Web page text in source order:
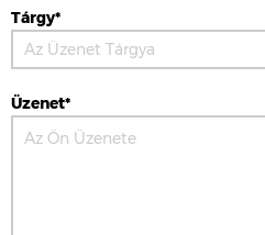
Tárgy*
Üzenet*